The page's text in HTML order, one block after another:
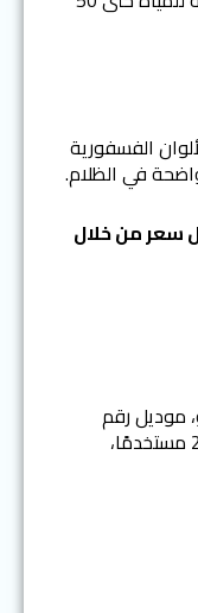
الفسفورية
في الظلام.
سعر من خلال
موديل رقم
Edifice EFR-539-DY-1A، بتقييم 207 مستخدمًا،